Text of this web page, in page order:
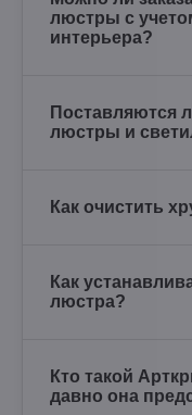
люстры с
интерьера?
Поставляются
люстры и
Как очистить
Как
люстра?
Кто такой
давно она